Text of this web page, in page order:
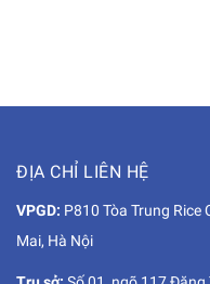
ĐỊA CHỈ LIÊN HỆ
VPGD: P810 Tòa Trung Rice
Mai, Hà Nội